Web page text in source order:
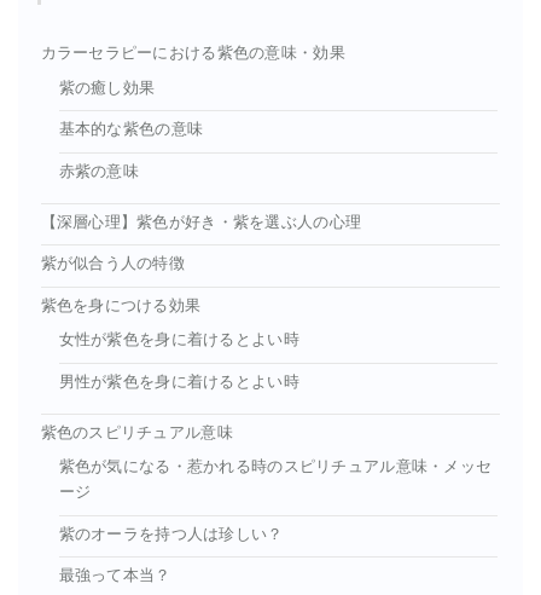
カラーセラピーにおける紫色の意味・効果
紫の癒し効果
基本的な紫色の意味
赤紫の意味
【深層心理】紫色が好き・紫を選ぶ人の心理
紫が似合う人の特徴
紫色を身につける効果
女性が紫色を身に着けるとよい時
男性が紫色を身に着けるとよい時
紫色のスピリチュアル意味
紫色が気になる・惹かれる時のスピリチュアル意味・メッセ
ージ
紫のオーラを持つ人は珍しい？
最強って本当？